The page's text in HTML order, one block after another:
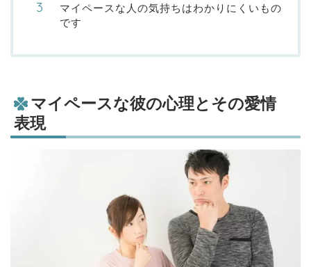
マイペースな人の気持ちはわかりにくいもの
です
マイペースな彼の心理とその愛情
表現